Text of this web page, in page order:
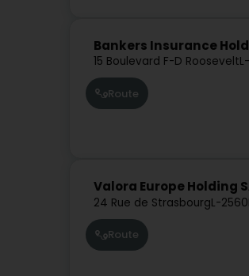
Bankers Insurance
15 Boulevard F-D Roosevelt
Route
Valora Europe Holding
24 Rue de StrasbourgL-2560
Route